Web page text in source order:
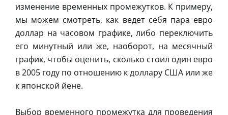
изменение временных промежутков. К примеру,
мы можем смотреть, как ведет себя пара евро
доллар на часовом графике, либо переключить
его минутный или же, наоборот, на месячный
график, чтобы оценить, сколько стоил один евро
в 2005 году по отношению к доллару США или же
к японской йене.
Выбор временного промежутка для проведения